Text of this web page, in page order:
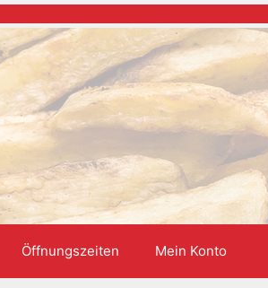
Öffnungszeiten Mein Konto